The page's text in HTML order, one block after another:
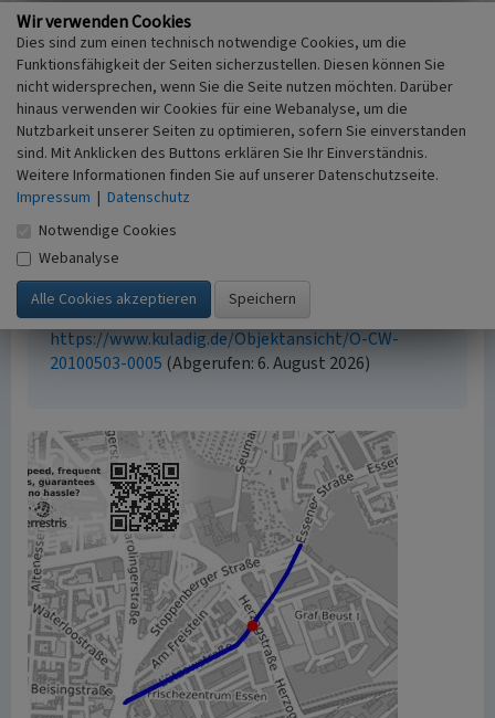
Empfohlene Zitierweise
Urheberrechtlicher Hinweis
Der hier präsentierte Inhalt steht unter der freien
Lizenz CC BY 4.0 (Namensnennung). Die angezeigten
Medien unterliegen möglicherweise zusätzlichen
ausgewiesen sind.
Empfohlene Zitierweise
„Straßenbahnstrecke Essen, Lützowstraße”. In:
KuLaDig, Kultur.Landschaft.Digital. URL:
https://www.kuladig.de/Objektansicht/O-CW-
20100503-0005 (Abgerufen: 6. August 2026)
Wir verwenden Cookies
Dies sind zum einen technisch notwendige Cookies, um die
Funktionsfähigkeit der Seiten sicherzustellen. Diesen können Sie
nicht widersprechen, wenn Sie die Seite nutzen möchten. Darüber
hinaus verwenden wir Cookies für eine Webanalyse, um die
Nutzbarkeit unserer Seiten zu optimieren, sofern Sie einverstanden
sind. Mit Anklicken des Buttons erklären Sie Ihr Einverständnis.
Weitere Informationen finden Sie auf unserer Datenschutzseite.
Impressum | Datenschutz
Notwendige Cookies
Webanalyse